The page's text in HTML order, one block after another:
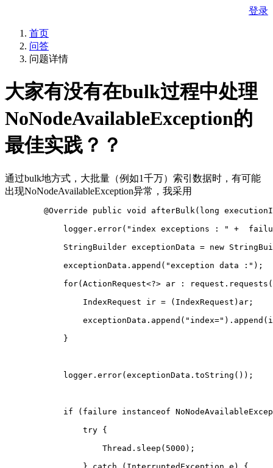
登录
首页
问答
问题详情
大家有没有在bulk过程中处理
NoNodeAvailableException的
最佳实践？？
通过bulk地方式，大批量（例如1千万）索引数据时，有可能
出现NoNodeAvailableException异常，我采用
@Override public void afterBulk(long
logger.error("index exceptions : " +
StringBuilder exceptionData = new
            exceptionData.append("exception data :");
for(ActionRequest<?> ar :
                IndexRequest ir = (IndexRequest)ar;
            }
            logger.error(exceptionData.toString());
if (failure instanceof
                try {
                    Thread.sleep(5000);